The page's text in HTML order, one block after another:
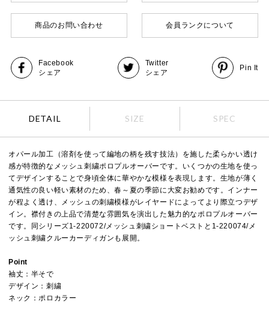
商品のお問い合わせ 会員ランクについて
Facebook
シェア
Twitter
シェア
Pin It
DETAIL SIZE SPEC
オパール加工（溶剤を使って編地の柄を残す技法）を施した柔らかい透け
感が特徴的なメッシュ刺繍ポロプルオーバーです。いくつかの生地を使っ
てデザインすることで身頃全体に華やかな模様を表現します。生地が薄く
通気性の良い軽い素材のため、春～夏の季節に大変お勧めです。インナー
が程よく透け、メッシュの刺繍模様がレイヤードによってより際立つデザ
イン。襟付きの上品で清楚な雰囲気を演出した魅力的なポロプルオーバー
です。同シリーズ1-220072/メッシュ刺繍ショートベストと1-220074/メ
ッシュ刺繍クルーカーディガンも展開。
Point
袖丈：半そで
デザイン：刺繍
ネック：ポロカラー